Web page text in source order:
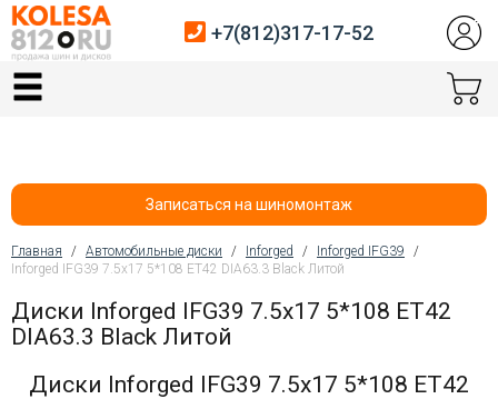
Главная
Автосервис
Услуги шиномонтажа
Хранение шин
+7(812)317-17-52
Записаться на шиномонтаж
Вы здесь
Главная / Автомобильные диски / Inforged / Inforged IFG39
/
Inforged IFG39 7.5x17 5*108 ET42 DIA63.3 Black Литой
Диски Inforged IFG39 7.5x17 5*108 ET42
DIA63.3 Black Литой
Диски Inforged IFG39 7.5x17 5*108 ET42